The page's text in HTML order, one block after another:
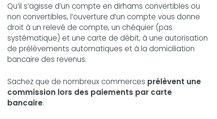
Qu’il s’agisse d’un compte en dirhams convertibles ou
non convertibles, l’ouverture d’un compte vous donne
droit à un relevé de compte, un chéquier (pas
systématique) et une carte de débit, à une autorisation
de prélèvements automatiques et à la domiciliation
bancaire des revenus.
Sachez que de nombreux commerces prélèvent une
commission lors des paiements par carte
bancaire.